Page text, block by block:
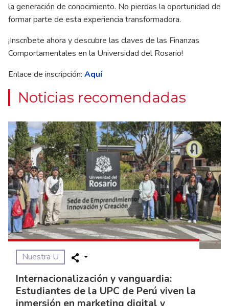
la generación de conocimiento. No pierdas la oportunidad de
formar parte de esta experiencia transformadora.
¡Inscríbete ahora y descubre las claves de las Finanzas
Comportamentales en la Universidad del Rosario!
Enlace de inscripción: Aquí
Noticias recomendadas
Nuestra U
Internacionalización y vanguardia:
Estudiantes de la UPC de Perú viven la